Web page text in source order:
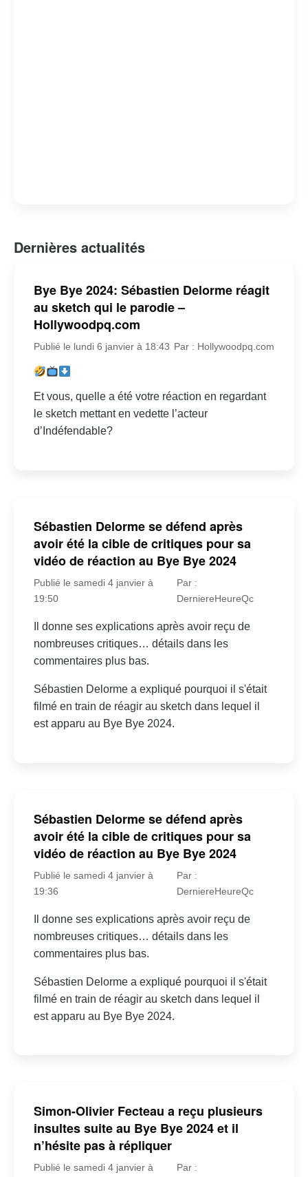
Dernières actualités
Bye Bye 2024: Sébastien Delorme réagit
au sketch qui le parodie –
Hollywoodpq.com
Publié le lundi 6 janvier à 18:43 Par : Hollywoodpq.com
Et vous, quelle a été votre réaction en regardant
le sketch mettant en vedette l’acteur
d’Indéfendable?
Sébastien Delorme se défend après
avoir été la cible de critiques pour sa
vidéo de réaction au Bye Bye 2024
Publié le samedi 4 janvier à
19:50
Par :
DerniereHeureQc
Il donne ses explications après avoir reçu de
nombreuses critiques… détails dans les
commentaires plus bas.
Sébastien Delorme a expliqué pourquoi il s'était
filmé en train de réagir au sketch dans lequel il
est apparu au Bye Bye 2024.
Sébastien Delorme se défend après
avoir été la cible de critiques pour sa
vidéo de réaction au Bye Bye 2024
Publié le samedi 4 janvier à
19:36
Par :
DerniereHeureQc
Il donne ses explications après avoir reçu de
nombreuses critiques… détails dans les
commentaires plus bas.
Sébastien Delorme a expliqué pourquoi il s'était
filmé en train de réagir au sketch dans lequel il
est apparu au Bye Bye 2024.
Simon-Olivier Fecteau a reçu plusieurs
insultes suite au Bye Bye 2024 et il
n’hésite pas à répliquer
Publié le samedi 4 janvier à
Par :